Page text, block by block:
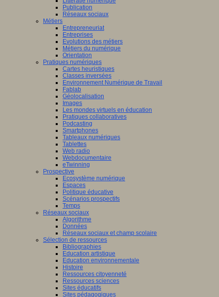
Publication
Réseaux sociaux
Métiers
Entrepreneuriat
Entreprises
Evolutions des métiers
Métiers du numérique
Orientation
Pratiques numériques
Cartes heuristiques
Classes inversées
Environnement Numérique de Travail
Fablab
Géolocalisation
Images
Les mondes virtuels en éducation
Pratiques collaboratives
Podcasting
Smartphones
Tableaux numériques
Tablettes
Web radio
Webdocumentaire
eTwinning
Prospective
Ecosystème numérique
Espaces
Politique éducative
Scénarios prospectifs
Temps
Réseaux sociaux
Algorithme
Données
Réseaux sociaux et champ scolaire
Sélection de ressources
Bibliographies
Education artistique
Education environnementale
Histoire
Ressources citoyenneté
Ressources sciences
Sites éducatifs
Sites pédagogiques